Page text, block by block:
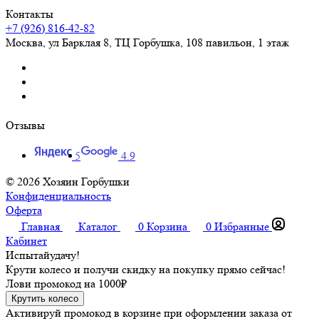
Контакты
+7 (926) 816-42-82
Москва ул Барклая 8, ТЦ Горбушка, 108 павильон, 1 этаж
Отзывы
5
4.9
© 2026 Хозяин Горбушки
Конфиденциальность
Оферта
Главная
Каталог 0 Корзина 0 Избранные
Кабинет
Испытайудачу!
Крути колесо и получи скидку на покупку прямо сейчас!
Лови промокод на 1000₽
Крутить колесо
Активируй промокод в корзине при оформлении заказа от